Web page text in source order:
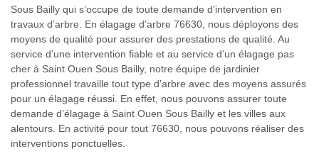
Sous Bailly qui s’occupe de toute demande d’intervention en
travaux d’arbre. En élagage d’arbre 76630, nous déployons des
moyens de qualité pour assurer des prestations de qualité. Au
service d’une intervention fiable et au service d’un élagage pas
cher à Saint Ouen Sous Bailly, notre équipe de jardinier
professionnel travaille tout type d’arbre avec des moyens assurés
pour un élagage réussi. En effet, nous pouvons assurer toute
demande d’élagage à Saint Ouen Sous Bailly et les villes aux
alentours. En activité pour tout 76630, nous pouvons réaliser des
interventions ponctuelles.